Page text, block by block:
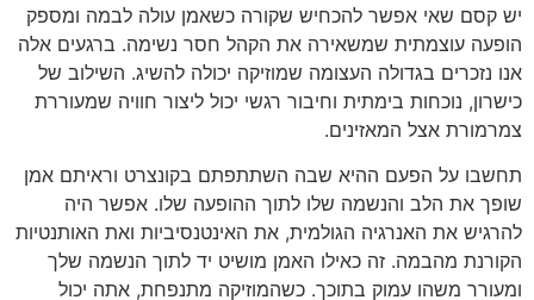
יש קסם שאי אפשר להכחיש שקורה כשאמן עולה לבמה ומספק
הופעה עוצמתית שמשאירה את הקהל חסר נשימה. ברגעים אלה
אנו נזכרים בגדולה העצומה שמוזיקה יכולה להשיג. השילוב של
כישרון, נוכחות בימתית וחיבור רגשי יכול ליצור חוויה שמעוררת
צמרמורת אצל המאזינים.
תחשבו על הפעם ההיא שבה השתתפתם בקונצרט וראיתם אמן
שופך את הלב והנשמה שלו לתוך ההופעה שלו. אפשר היה
להרגיש את האנרגיה הגולמית, את האינטנסיביות ואת האותנטיות
הקורנת מהבמה. זה כאילו האמן מושיט יד לתוך הנשמה שלך
ומעורר משהו עמוק בתוכך. כשהמוזיקה מתנפחת, אתה יכול